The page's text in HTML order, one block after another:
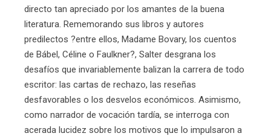
directo tan apreciado por los amantes de la buena
literatura. Rememorando sus libros y autores
predilectos ?entre ellos, Madame Bovary, los cuentos
de Bábel, Céline o Faulkner?, Salter desgrana los
desafíos que invariablemente balizan la carrera de todo
escritor: las cartas de rechazo, las reseñas
desfavorables o los desvelos económicos. Asimismo,
como narrador de vocación tardía, se interroga con
acerada lucidez sobre los motivos que lo impulsaron a